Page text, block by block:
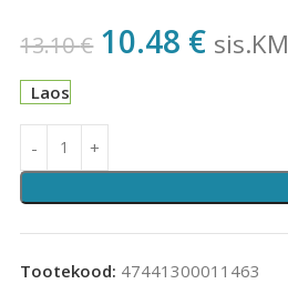
13.10€ 10.48 € sis.KM
Laos
Tootekood: 47441300011463